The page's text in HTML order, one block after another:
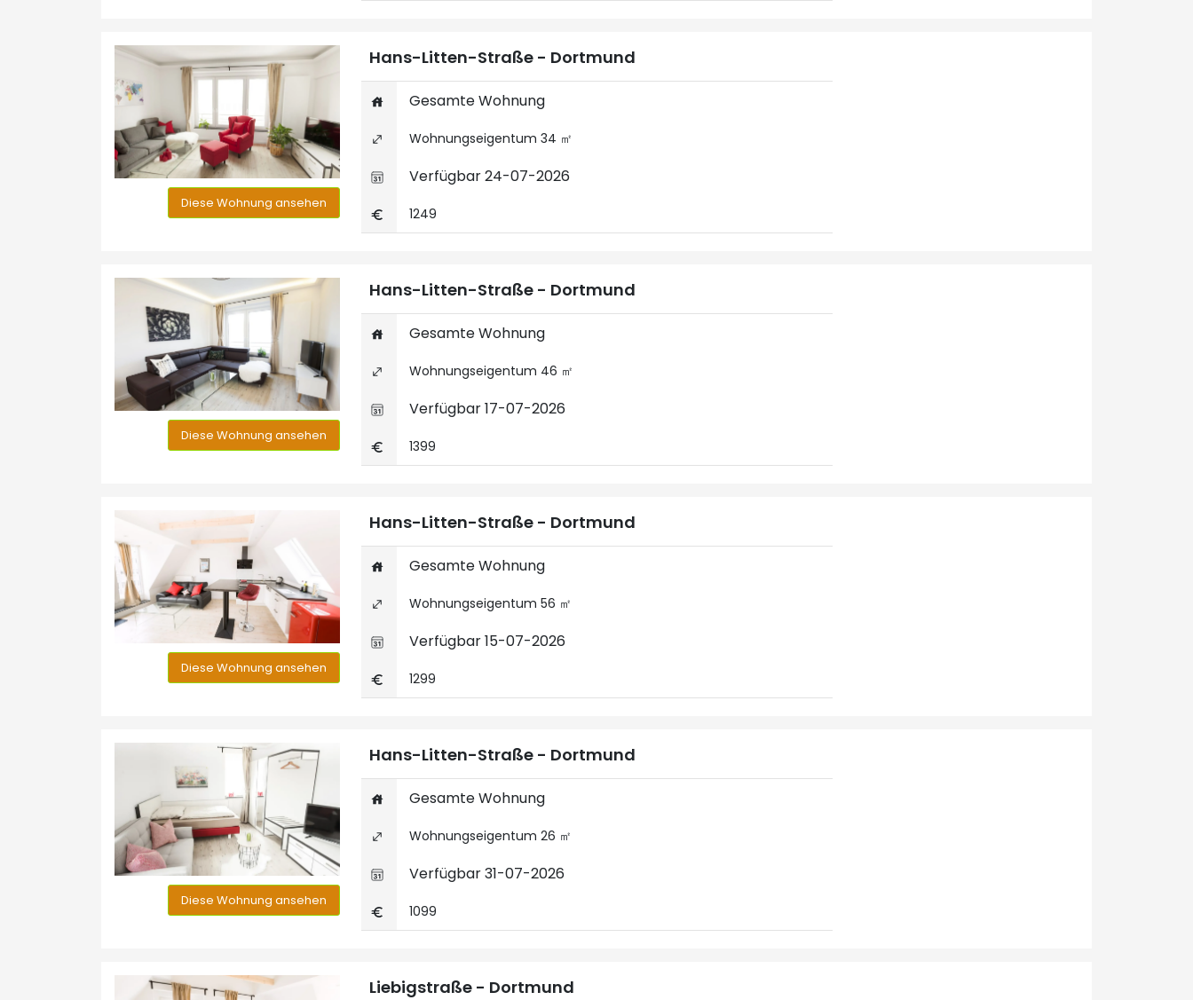
Diese Wohnung ansehen
Hans-Litten-Straße - Dortmund
Gesamte Wohnung
Wohnungseigentum 34 ㎡
Verfügbar 24-07-2026
1249
Diese Wohnung ansehen
Hans-Litten-Straße - Dortmund
Gesamte Wohnung
Wohnungseigentum 46 ㎡
Verfügbar 17-07-2026
1399
Diese Wohnung ansehen
Hans-Litten-Straße - Dortmund
Gesamte Wohnung
Wohnungseigentum 56 ㎡
Verfügbar 15-07-2026
1299
Diese Wohnung ansehen
Hans-Litten-Straße - Dortmund
Gesamte Wohnung
Wohnungseigentum 26 ㎡
Verfügbar 31-07-2026
1099
Liebigstraße - Dortmund